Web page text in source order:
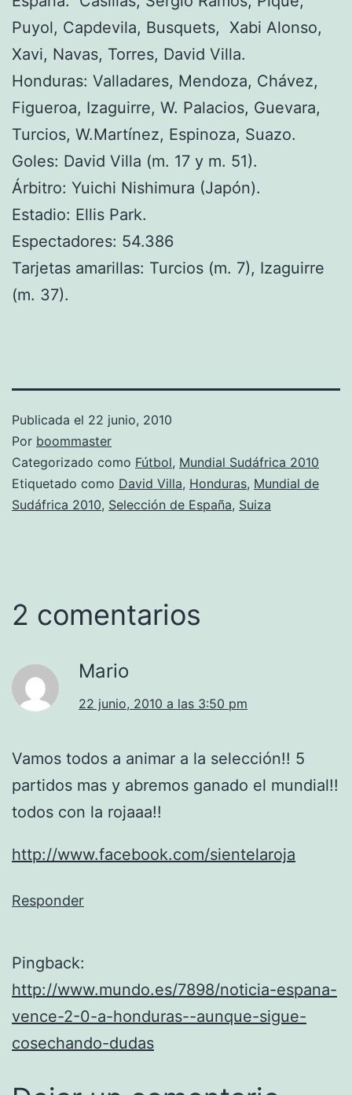
Puyol, Capdevila, Busquets, Xabi Alonso,
Xavi, Navas, Torres, David Villa.
Honduras: Valladares, Mendoza, Chávez,
Figueroa, Izaguirre, W. Palacios, Guevara,
Turcios, W.Martínez, Espinoza, Suazo.
Goles: David Villa (m. 17 y m. 51).
Árbitro: Yuichi Nishimura (Japón).
Estadio: Ellis Park.
Espectadores: 54.386
Tarjetas amarillas: Turcios (m. 7), Izaguirre
(m. 37).
Publicada el 22 junio, 2010
Por boommaster
Categorizado como Fútbol, Mundial Sudáfrica 2010
Etiquetado como David Villa, Honduras, Mundial de
Sudáfrica 2010, Selección de España, Suiza
2 comentarios
Mario
22 junio, 2010 a las 3:50 pm
Vamos todos a animar a la selección!! 5
partidos mas y abremos ganado el mundial!!
todos con la rojaaa!!
http://www.facebook.com/sientelaroja
Responder
Pingback:
http://www.mundo.es/7898/noticia-espana-
vence-2-0-a-honduras--aunque-sigue-
cosechando-dudas